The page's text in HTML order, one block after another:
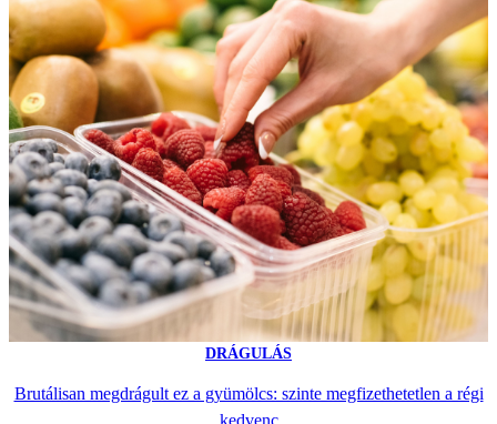
DRÁGULÁS
Brutálisan megdrágult ez a gyümölcs: szinte megfizethetetlen a régi
kedvenc